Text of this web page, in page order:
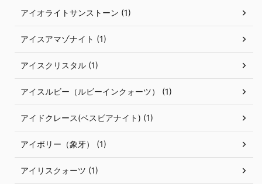
アイオライトサンストーン (1)
アイスアマゾナイト (1)
アイスクリスタル (1)
アイスルビー（ルビーインクォーツ） (1)
アイドクレース(ベスビアナイト) (1)
アイボリー（象牙） (1)
アイリスクォーツ (1)